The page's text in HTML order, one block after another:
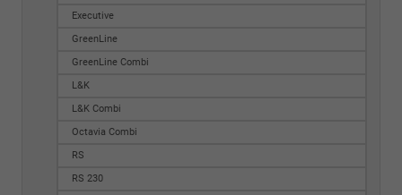
Executive
GreenLine
GreenLine Combi
L&K
L&K Combi
Octavia Combi
RS
RS 230